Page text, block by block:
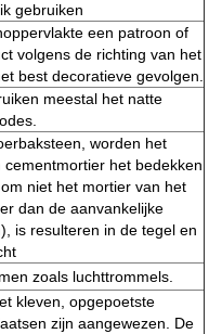
gebruiken
een patroon of
volgens de richting van het
best decoratieve gevolgen.
meestal het natte
worden het
het bedekken
niet het mortier van het
dan de aanvankelijke
is resulteren in de tegel en
zoals luchttrommels.
kleven, opgepoetste
zijn aangewezen. De